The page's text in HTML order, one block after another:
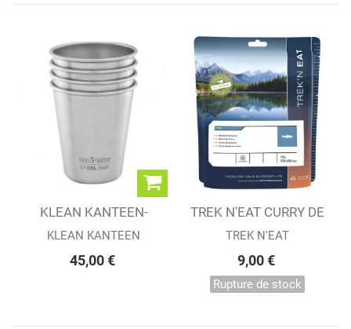
KLEAN KANTEEN-
STEEL CUP 16OZ - 4...
KLEAN KANTEEN
45,00 €
TREK N'EAT CURRY DE
POISSON AU RIZ
TREK N'EAT
9,00 €
Rupture de stock